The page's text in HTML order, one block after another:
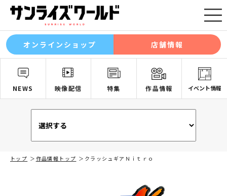
オンラインショップ 店舗情報
NEWS 映像配信 特集 作品情報 イベント情報
トップ 作品情報トップ クラッシュギアＮｉｔｒｏ